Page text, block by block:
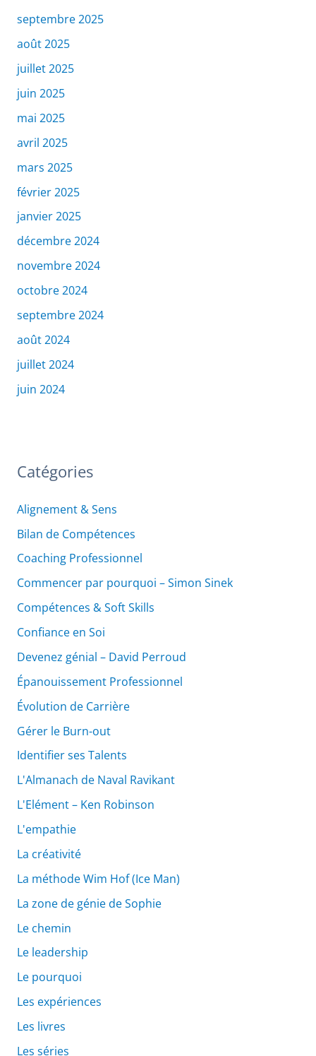
septembre 2025
août 2025
juillet 2025
juin 2025
mai 2025
avril 2025
mars 2025
février 2025
janvier 2025
décembre 2024
novembre 2024
octobre 2024
septembre 2024
août 2024
juillet 2024
juin 2024
Catégories
Alignement & Sens
Bilan de Compétences
Coaching Professionnel
Commencer par pourquoi – Simon Sinek
Compétences & Soft Skills
Confiance en Soi
Devenez génial – David Perroud
Épanouissement Professionnel
Évolution de Carrière
Gérer le Burn-out
Identifier ses Talents
L'Almanach de Naval Ravikant
L'Elément – Ken Robinson
L'empathie
La créativité
La méthode Wim Hof (Ice Man)
La zone de génie de Sophie
Le chemin
Le leadership
Le pourquoi
Les expériences
Les livres
Les séries